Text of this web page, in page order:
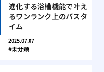
進化する浴槽機能で叶え
るワンランク上のバスタ
イム
2025.07.07
未分類